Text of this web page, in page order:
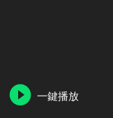
一鍵播放